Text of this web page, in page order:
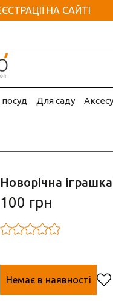
НА САЙТІ
посуд Для саду
Новорічна
100 грн
Немає в наявності